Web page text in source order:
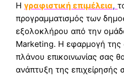
Η γραφιστική επιμέλεια,
προγραμματισμός των
εξολοκλήρου από την
Marketing. Η εφαρμογή της
πλάνου επικοινωνίας σας
ανάπτυξη της επιχείρησής